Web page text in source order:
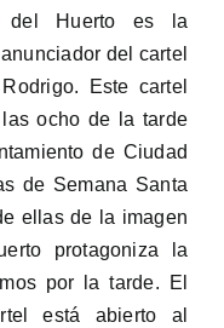
del Huerto es la
del cartel
Este cartel
ocho de la tarde
de Ciudad
de Semana Santa
ellas de la imagen
protagoniza la
por la tarde. El
está abierto al